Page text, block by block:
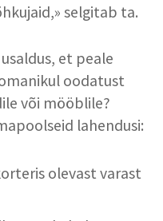
selgitab ta.
et peale
oodatust
või mööblile?
lahendusi:
olevast varast